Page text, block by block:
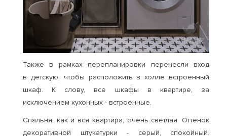
Также в рамках перепланировки перенесли вход
в детскую, чтобы расположить в холле встроенный
шкаф. К слову, все шкафы в квартире, за
исключением кухонных - встроенные.
Спальня, как и вся квартира, очень светлая. Оттенок
декоративной штукатурки - серый, спокойный.